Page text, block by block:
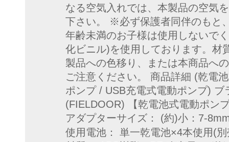
なる空気入れでは、本製品の空気
下さい。 ※必ず保護者同伴のもと
年齢未満のお子様は使用しないで
化ビニル)を使用しております。材
製品への色移り、または本商品へ
ご注意ください。 商品詳細 (乾電
ポンプ / USB充電式電動ポンプ) ブ
(FIELDOOR) 【乾電池式電動ポン
アダプターサイズ： (約)小：7-
使用電池： 単一乾電池×4本使用(